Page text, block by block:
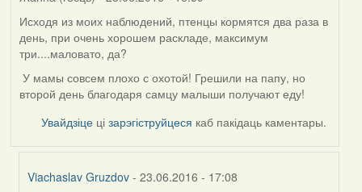
Исходя из моих наблюдений, птенцы кормятся два раза в
день, при очень хорошем раскладе, максимум
три....маловато, да?
У мамы совсем плохо с охотой! Грешили на папу, но
второй день благодаря самцу малыши получают еду!
Увайдзіце цізарэгіструйцеся каб пакідаць каментары.
Viachaslav Gruzdov - 23.06.2016 - 17:08